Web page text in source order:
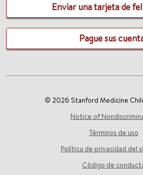
Enviar una tarjeta de
Pague sus
© 2026 Stanford Medicine
Notice of
Términos de uso
Política de privacidad del
Código de